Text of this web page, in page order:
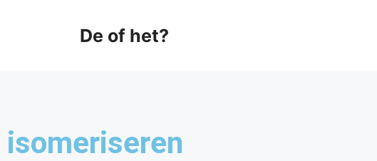
De of het?
isomeriseren